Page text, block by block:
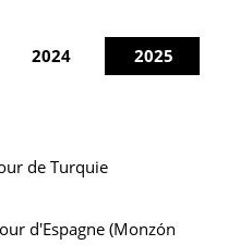
2024 2025
de Turquie
d'Espagne (Monzón